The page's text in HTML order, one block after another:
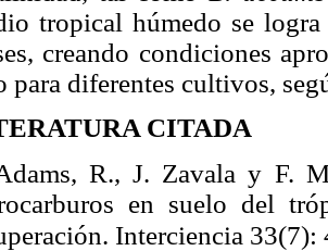
tropical húmedo se
creando condiciones
para diferentes cultivos,
CITADA
R., J. Zavala y F.
en suelo del
Interciencia 33(7):